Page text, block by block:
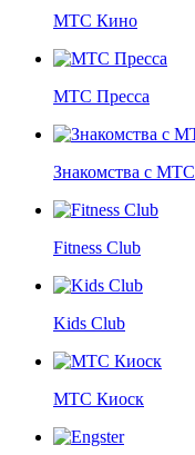
МТС Кино
МТС Пресса
Знакомства с МТС
Fitness Club
Kids Club
МТС Киоск